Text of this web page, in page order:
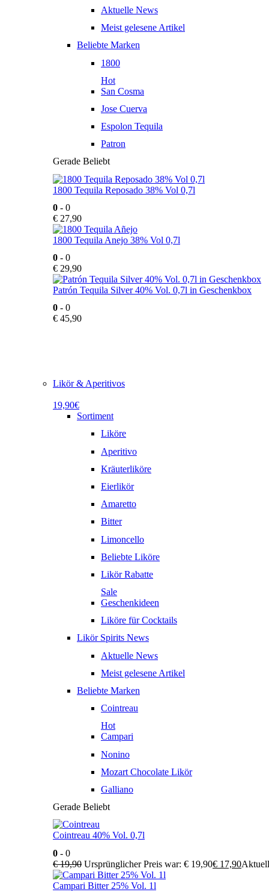
Aktuelle News
Meist gelesene Artikel
Beliebte Marken
1800
Hot
San Cosma
Jose Cuerva
Espolon Tequila
Patron
Gerade Beliebt
1800 Tequila Reposado 38% Vol 0,7l
0 - 0
€ 27,90
1800 Tequila Anejo 38% Vol 0,7l
0 - 0
€ 29,90
Patrón Tequila Silver 40% Vol. 0,7l in Geschenkbox
0 - 0
€ 45,90
Likör & Aperitivos
19,90€
Sortiment
Liköre
Aperitivo
Kräuterliköre
Eierlikör
Amaretto
Bitter
Limoncello
Beliebte Liköre
Likör Rabatte
Sale
Geschenkideen
Liköre für Cocktails
Likör Spirits News
Aktuelle News
Meist gelesene Artikel
Beliebte Marken
Cointreau
Hot
Campari
Nonino
Mozart Chocolate Likör
Galliano
Gerade Beliebt
Cointreau 40% Vol. 0,7l
0 - 0
€19,90 Ursprünglicher Preis war: € 19,90€ 17,90
Campari Bitter 25% Vol. 1l